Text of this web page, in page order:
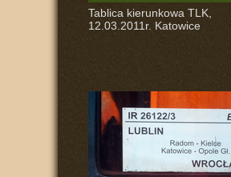
Tablica kierunkowa TLK,
12.03.2011r. Katowice